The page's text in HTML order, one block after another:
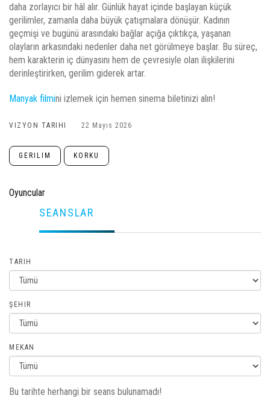
daha zorlayıcı bir hâl alır. Günlük hayat içinde başlayan küçük
gerilimler, zamanla daha büyük çatışmalara dönüşür. Kadının
geçmişi ve bugünü arasındaki bağlar açığa çıktıkça, yaşanan
olayların arkasındaki nedenler daha net görülmeye başlar. Bu süreç,
hem karakterin iç dünyasını hem de çevresiyle olan ilişkilerini
derinleştirirken, gerilim giderek artar.
Manyak filmini izlemek için hemen sinema biletinizi alın!
VIZYON TARIHI 22 Mayıs 2026
GERILIM KORKU
Oyuncular
SEANSLAR
TARIH
ŞEHIR
MEKAN
Bu tarihte herhangi bir seans bulunamadı!